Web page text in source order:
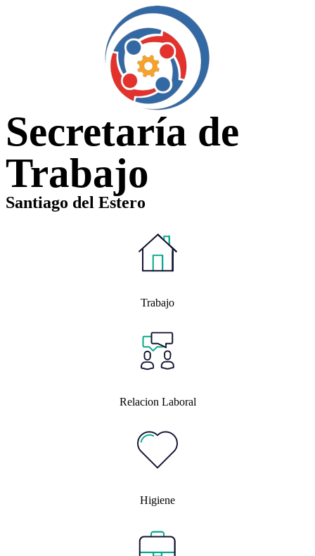
Secretaría de
Trabajo
Santiago del Estero
Trabajo
Relacion Laboral
Higiene